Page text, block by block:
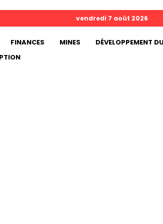
vendredi 7 août 2026
FINANCES MINES DÉVELOPPEMENT